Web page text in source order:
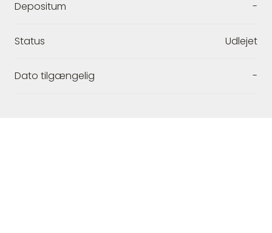
Depositum -
Status Udlejet
Dato tilgængelig -